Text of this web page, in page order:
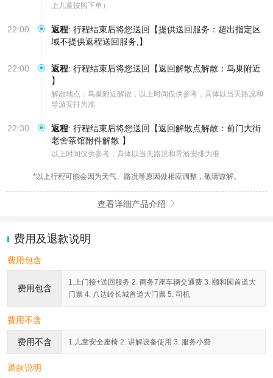
上儿童按照下单）
22:00 返程: 行程结束后将您送回【提供送回服务：超出指定区
域不提供返程送回服务,】
22:00 返程: 行程结束后将您送回【返回解散点解散：鸟巢附近
】
解散地点：鸟巢附近解散，以上时间仅供参考，具体以当天路况和
导游安排为准
22:30 返程: 行程结束后将您送回【返回解散点解散：前门大街
老舍茶馆附件解散 】
以上时间仅供参考，具体以当天路况和导游安排为准
*以上行程可能会因为天气、路况等原因做相应调整，敬请谅解。
查看详细产品介绍 
费用及退款说明
费用包含
费用包含
1.上门接+送回服务 2. 商务7座车辆交通费 3. 颐和园首道大
门票 4. 八达岭长城首道大门票 5. 司机
费用不含
费用不含 1.儿童安全座椅 2. 讲解设备使用 3. 服务小费
退款说明